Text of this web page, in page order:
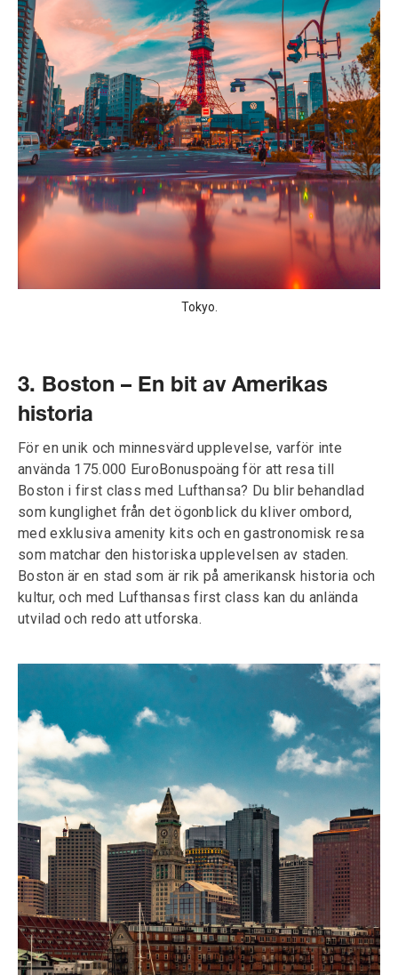
Tokyo.
3. Boston – En bit av Amerikas
historia
För en unik och minnesvärd upplevelse, varför inte
använda 175.000 EuroBonuspoäng för att resa till
Boston i first class med Lufthansa? Du blir behandlad
som kunglighet från det ögonblick du kliver ombord,
med exklusiva amenity kits och en gastronomisk resa
som matchar den historiska upplevelsen av staden.
Boston är en stad som är rik på amerikansk historia och
kultur, och med Lufthansas first class kan du anlända
utvilad och redo att utforska.